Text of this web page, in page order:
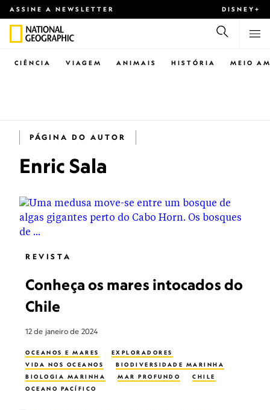
ASSINE A NEWSLETTER DISNEY+
CIÊNCIA VIAGEM ANIMAIS HISTÓRIA MEIO
PÁGINA DO AUTOR
Enric Sala
REVISTA
Conheça os mares intocados do
Chile
12 de janeiro de 2024
OCEANOS E MARES
EXPLORADORES
VIDA NOS OCEANOS
BIODIVERSIDADE MARINHA
BIOLOGIA MARINHA
MAR PROFUNDO
CHILE
OCEANO PACÍFICO